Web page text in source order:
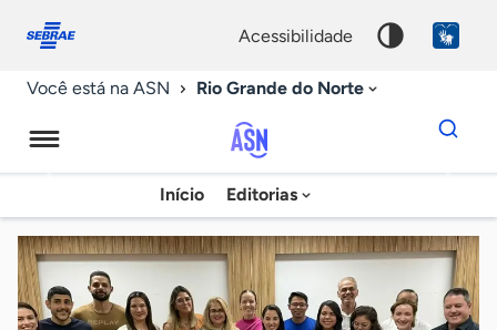
conosco
acessibilidade
Você está na ASN Rio Grande do Norte
Agência
Sebrae
de
Notícias
Início Editorias
Dados
para
chave